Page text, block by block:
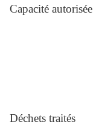
Capacité autorisée
Déchets traités